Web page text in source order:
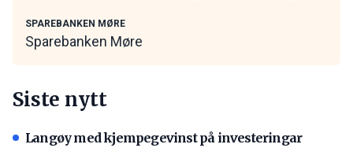
SPAREBANKEN MØRE
Sparebanken Møre
Siste nytt
Langøy med kjempegevinst på investeringar